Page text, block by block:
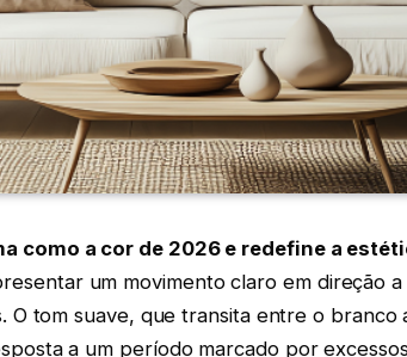
como a cor de 2026 e redefine a
um movimento claro em direção a
O tom suave, que transita entre o branco
a um período marcado por